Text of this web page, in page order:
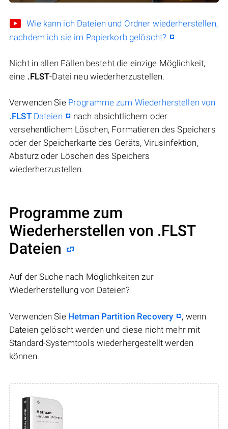
Wie kann ich Dateien und Ordner wiederherstellen,
nachdem ich sie im Papierkorb gelöscht?
Nicht in allen Fällen besteht die einzige Möglichkeit,
eine .FLST-Datei neu wiederherzustellen.
Verwenden Sie Programme zum Wiederherstellen von
.FLSTDateien
nach absichtlichem oder
versehentlichem Löschen, Formatieren des Speichers
oder der Speicherkarte des Geräts, Virusinfektion,
Absturz oder Löschen des Speichers
wiederherzustellen.
Programme zum
Wiederherstellen von .FLST
Dateien
Auf der Suche nach Möglichkeiten zur
Wiederherstellung von Dateien?
Verwenden Sie Hetman Partition Recovery
, wenn
Dateien gelöscht werden und diese nicht mehr mit
Standard-Systemtools wiederhergestellt werden
können.